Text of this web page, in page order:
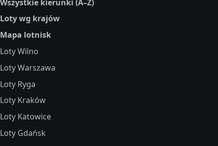
Wszystkie kierunki (A–Z)
Loty wg krajów
Mapa lotnisk
Loty Wilno
Loty Warszawa
Loty Ryga
Loty Kraków
Loty Katowice
Loty Gdańsk